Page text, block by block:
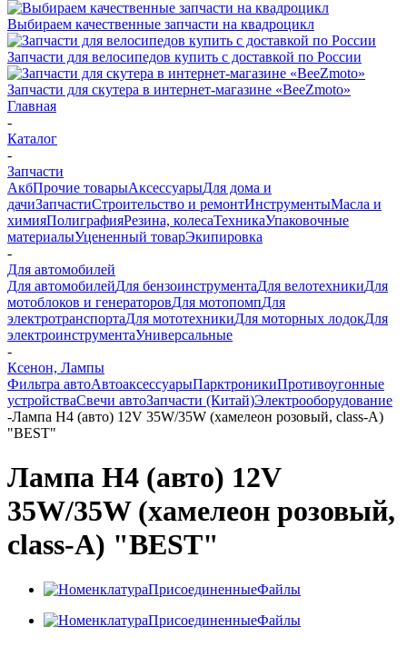
Выбираем качественные запчасти на квадроцикл
Запчасти для велосипедов купить с доставкой по России
Запчасти для скутера в интернет-магазине «BeeZmoto»
Главная
-
Каталог
-
Запчасти
АкбПрочие товарыАксессуарыДля дома и
дачиЗапчастиСтроительство и ремонтИнструментыМасла и
химияПолиграфияРезина, колесаТехникаУпаковочные
материалыУцененный товарЭкипировка
-
Для автомобилей
Для автомобилейДля бензоинструментаДля велотехникиДля
мотоблоков и генераторовДля мотопомпДля
электротранспортаДля мототехникиДля моторных лодокДля
электроинструментаУниверсальные
-
Ксенон, Лампы
Фильтра автоАвтоаксессуарыПарктроникиПротивоугонные
устройстваСвечи автоЗапчасти (Китай)Электрооборудование
-Лампа H4 (авто) 12V 35W/35W (хамелеон розовый, class-A)
"BEST"
Лампа H4 (авто) 12V
35W/35W (хамелеон розовый,
class-A) "BEST"